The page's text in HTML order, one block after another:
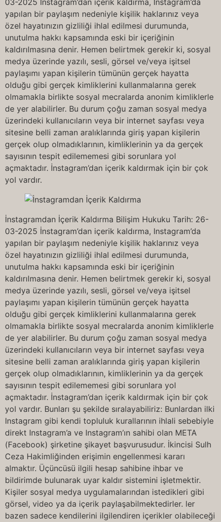
03-2025 İnstagram’dan içerik kaldırma, Instagram’da
yapılan bir paylaşım nedeniyle kişilik haklarınız veya
özel hayatınızın gizliliği ihlal edilmesi durumunda,
unutulma hakkı kapsamında eski bir içeriğinin
kaldırılmasına denir. Hemen belirtmek gerekir ki, sosyal
medya üzerinde yazılı, sesli, görsel ve/veya işitsel
paylaşımı yapan kişilerin tümünün gerçek hayatta
olduğu gibi gerçek kimliklerini kullanmalarına gerek
olmamakla birlikte sosyal mecralarda anonim kimliklerle
de yer alabilirler. Bu durum çoğu zaman sosyal medya
üzerindeki kullanıcıların veya bir internet sayfası veya
sitesine belli zaman aralıklarında giriş yapan kişilerin
gerçek olup olmadıklarının, kimliklerinin ya da gerçek
sayısının tespit edilememesi gibi sorunlara yol
açmaktadır. İnstagram’dan içerik kaldırmak için bir çok
yol vardır.
İnstagramdan İçerik Kaldırma Bilişim Hukuku Tarih: 26-
03-2025 İnstagram’dan içerik kaldırma, Instagram’da
yapılan bir paylaşım nedeniyle kişilik haklarınız veya
özel hayatınızın gizliliği ihlal edilmesi durumunda,
unutulma hakkı kapsamında eski bir içeriğinin
kaldırılmasına denir. Hemen belirtmek gerekir ki, sosyal
medya üzerinde yazılı, sesli, görsel ve/veya işitsel
paylaşımı yapan kişilerin tümünün gerçek hayatta
olduğu gibi gerçek kimliklerini kullanmalarına gerek
olmamakla birlikte sosyal mecralarda anonim kimliklerle
de yer alabilirler. Bu durum çoğu zaman sosyal medya
üzerindeki kullanıcıların veya bir internet sayfası veya
sitesine belli zaman aralıklarında giriş yapan kişilerin
gerçek olup olmadıklarının, kimliklerinin ya da gerçek
sayısının tespit edilememesi gibi sorunlara yol
açmaktadır. İnstagram’dan içerik kaldırmak için bir çok
yol vardır. Bunları şu şekilde sıralayabiliriz: Bunlardan ilki
Instagram gibi kendi topluluk kurallarının ihlali sebebiyle
direkt Instagram’a ve Instagram’ın sahibi olan META
(Facebook) şirketine şikayet başvurusudur. İkincisi Sulh
Ceza Hakimliğinden erişimin engellenmesi kararı
almaktır. Üçüncüsü ilgili hesap sahibine ihbar ve
bildirimde bulunarak uyar kaldır sistemini işletmektir.
Kişiler sosyal medya uygulamalarından istedikleri gibi
görsel, video ya da içerik paylaşabilmektedirler. ler
bazen sadece kendilerini ilgilendiren içerikler olabileceği